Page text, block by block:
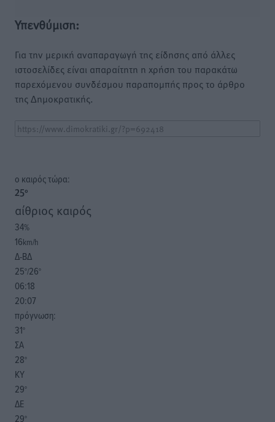
Υπενθύμιση:
Για την μερική αναπαραγωγή της είδησης από άλλες
ιστοσελίδες είναι απαραίτητη η χρήση του παρακάτω
παρεχόμενου συνδέσμου παραπομπής προς το άρθρο
της Δημοκρατικής.
o καιρός τώρα:
25°
αίθριος καιρός
34%
16km/h
Δ-ΒΔ
25°/26°
06:18
20:07
πρόγνωση:
31°
ΣΑ
28°
ΚΥ
29°
ΔΕ
29°